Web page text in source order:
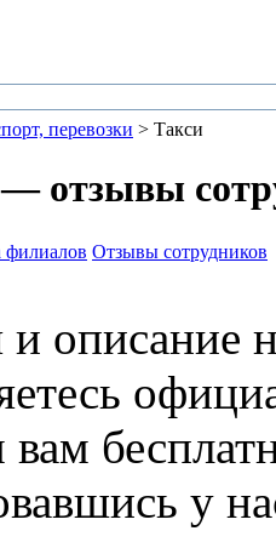
перевозки > Такси
отзывы
филиалов Отзывы сотрудников
описание
вам
у